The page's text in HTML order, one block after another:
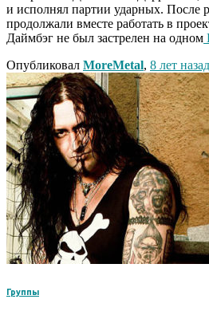
и исполнял партии ударных. После
продолжали вместе работать в
Даймбэг не был застрелен на одном
Опубликовал MoreMetal, 8 лет назад
Группы